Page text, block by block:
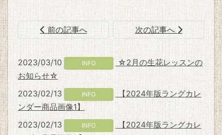
前の記事へ 次の記事へ
2023/03/10 INFO
☆2月の生花レッスンの
お知らせ☆
2023/02/13
INFO
【2024年版ラングカレ
ンダー商品画像1】
2023/02/13
INFO
【2024年版ラングカレ